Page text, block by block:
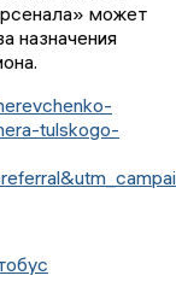
может
назначения
tulskogo-